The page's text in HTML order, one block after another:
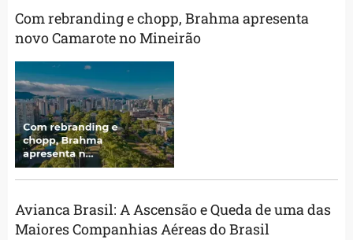
Com rebranding e chopp, Brahma apresenta
novo Camarote no Mineirão
Avianca Brasil: A Ascensão e Queda de uma das
Maiores Companhias Aéreas do Brasil